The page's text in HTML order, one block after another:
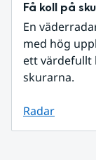
Få koll på
En
med hög
ett värdefullt
skurarna.
Radar